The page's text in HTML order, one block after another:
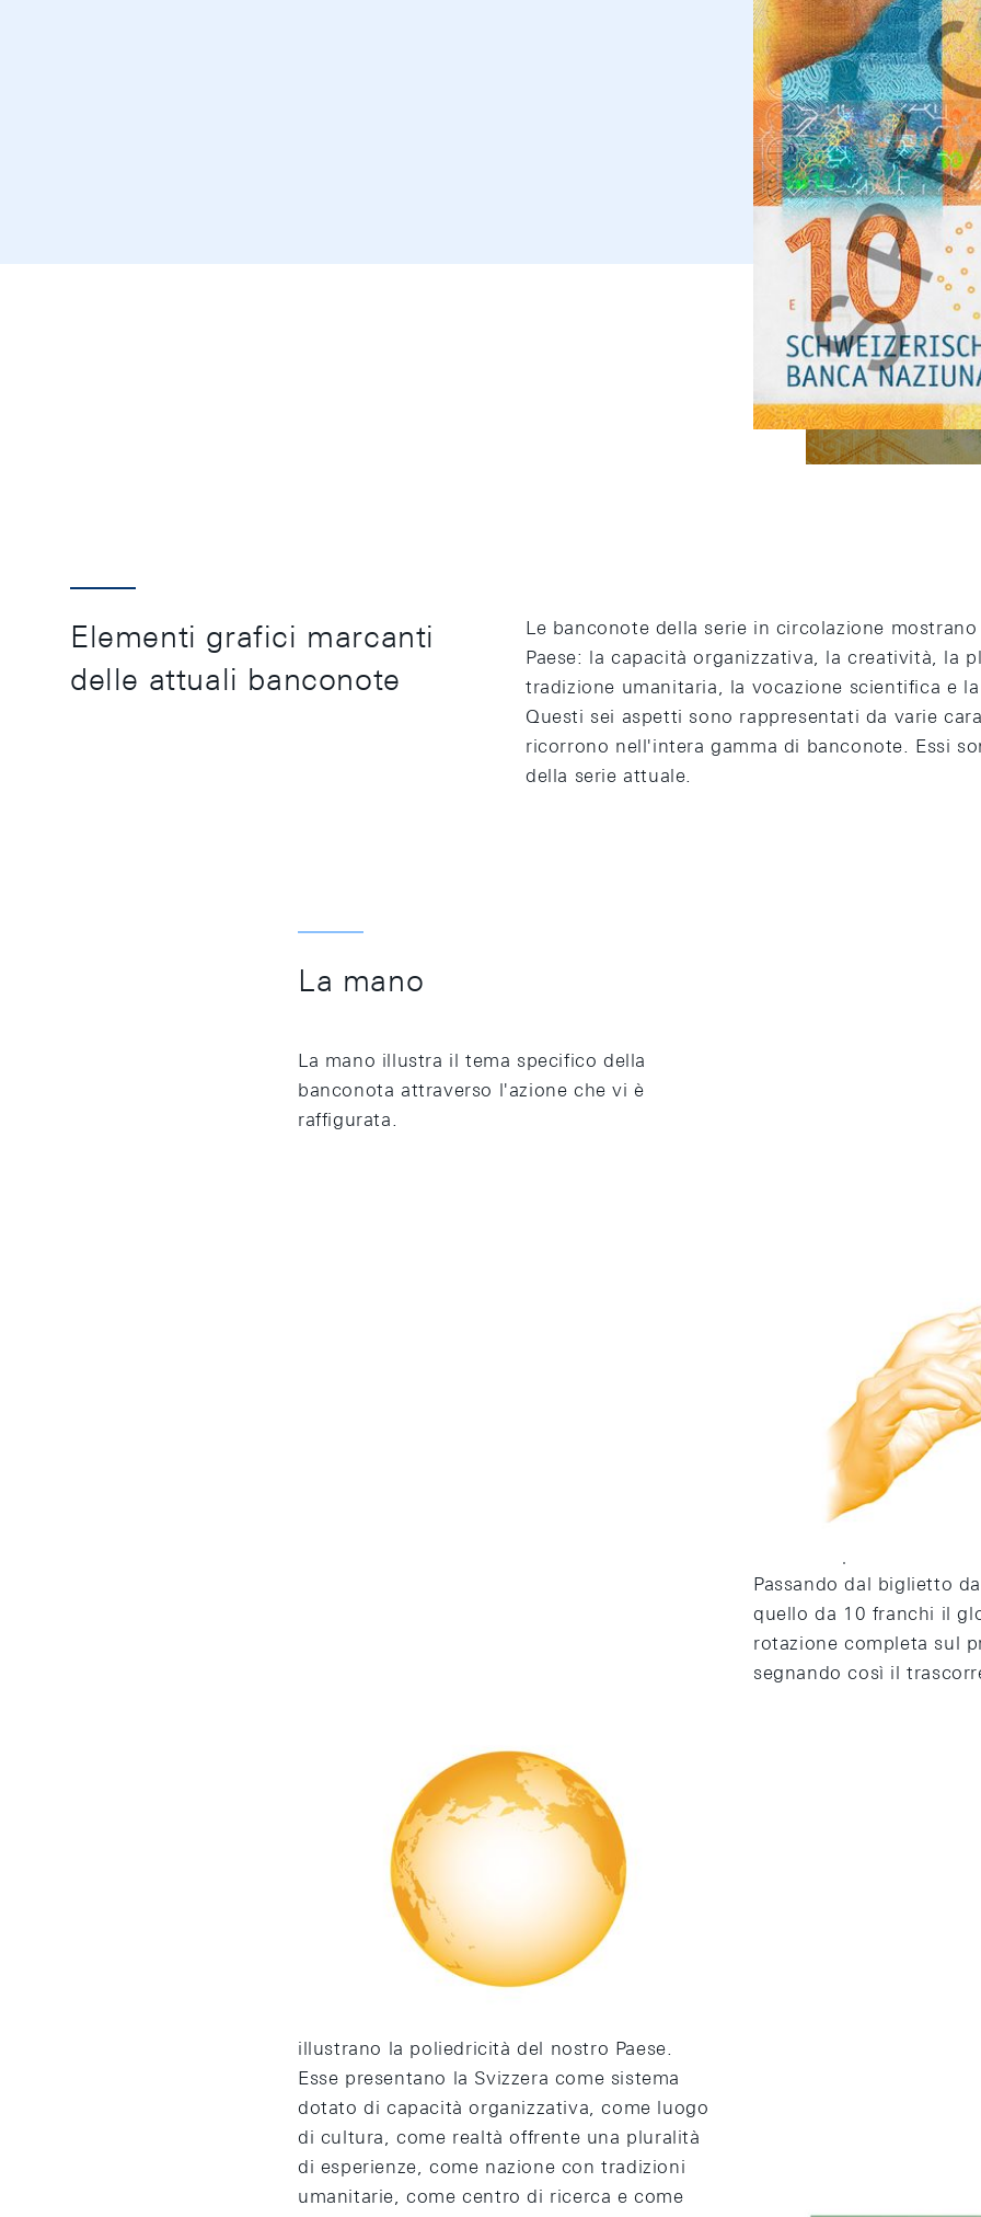
Elementi grafici marcanti
delle attuali banconote
Le banconote della serie in circolazione
Paese: la capacità organizzativa, la creatività, la
tradizione umanitaria, la vocazione scientifica e
Questi sei aspetti sono rappresentati da varie
ricorrono nell'intera gamma di banconote. Essi
della serie attuale.
La mano
La mano illustra il tema specifico della
banconota attraverso l'azione che vi è
raffigurata.
Il globo
Il globo luccicante
Passando dal biglietto
quello da 10 franchi il
rotazione completa sul
segnando così il
Il luogo
Ogni banconota mostra un aspetto della
illustrano la poliedricità del nostro Paese.
Esse presentano la Svizzera come sistema
dotato di capacità organizzativa, come luogo
di cultura, come realtà offrente una pluralità
di esperienze, come nazione con tradizioni
umanitarie, come centro di ricerca e come